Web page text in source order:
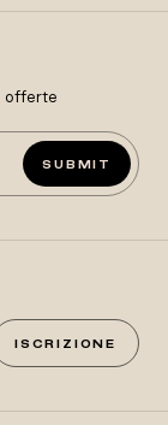
offerte
SUBMIT
ISCRIZIONE